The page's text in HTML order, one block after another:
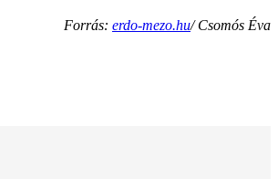
Forrás: erdo-mezo.hu/ Csomós Éva